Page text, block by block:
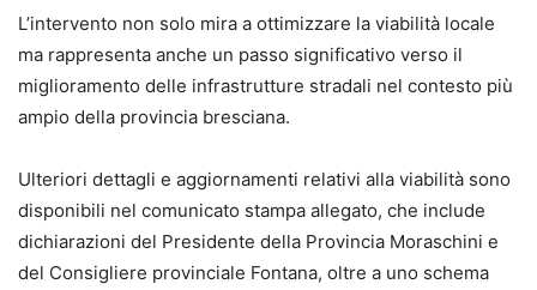
L’intervento non solo mira a ottimizzare la viabilità locale
ma rappresenta anche un passo significativo verso il
miglioramento delle infrastrutture stradali nel contesto più
ampio della provincia bresciana.
Ulteriori dettagli e aggiornamenti relativi alla viabilità sono
disponibili nel comunicato stampa allegato, che include
dichiarazioni del Presidente della Provincia Moraschini e
del Consigliere provinciale Fontana, oltre a uno schema